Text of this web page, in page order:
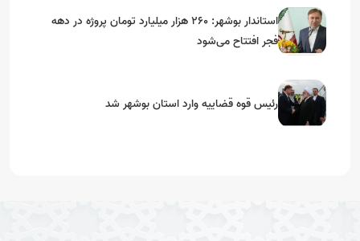
استاندار بوشهر: ۲۶۰ هزار میلیارد تومان پروژه در دهه
فجر افتتاح می‌شود
رئیس قوه قضاییه وارد استان بوشهر شد